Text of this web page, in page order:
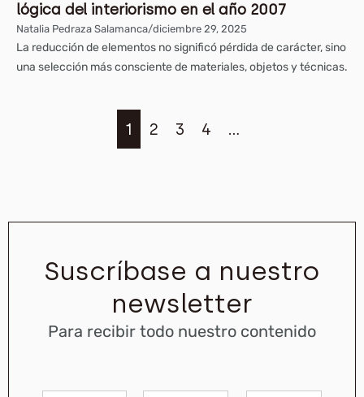
lógica del interiorismo en el año 2007
Natalia Pedraza Salamanca/diciembre 29, 2025
La reducción de elementos no significó pérdida de carácter, sino
una selección más consciente de materiales, objetos y técnicas.
1 2 3 4 …
Suscríbase a nuestro
newsletter
Para recibir todo nuestro contenido